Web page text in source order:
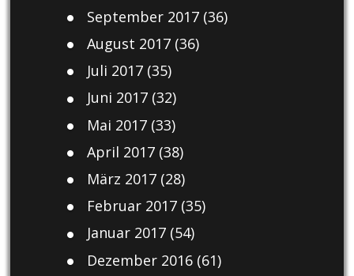
September 2017(36)
August 2017(36)
Juli 2017(35)
Juni 2017(32)
Mai 2017(33)
April 2017(38)
März 2017(28)
Februar 2017(35)
Januar 2017(54)
Dezember 2016(61)